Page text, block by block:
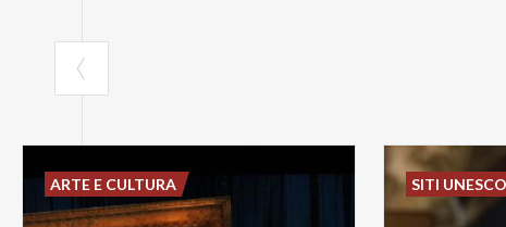
ARTE E CULTURA SITI UNESCO